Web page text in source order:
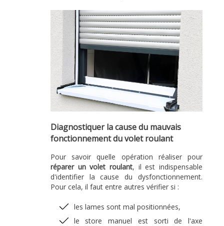
Diagnostiquer la cause du mauvais
fonctionnement du volet roulant
Pour savoir quelle opération réaliser pour
réparer un volet roulant, il est indispensable
d'identifier la cause du dysfonctionnement.
Pour cela, il faut entre autres vérifier si :
les lames sont mal positionnées,
le store manuel est sorti de l'axe